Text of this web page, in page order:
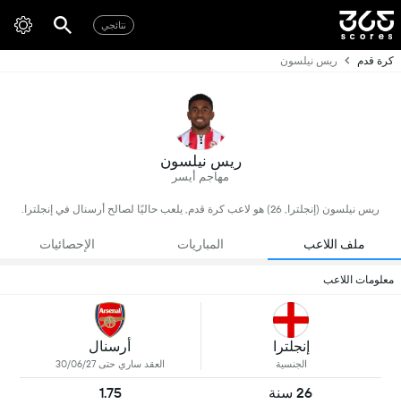
نتائجي
كرة قدم ريس نيلسون
ريس نيلسون
مهاجم أيسر
ريس نيلسون (إنجلترا, 26) هو لاعب كرة قدم, يلعب حاليًا لصالح أرسنال في إنجلترا.
ملف اللاعب المباريات الإحصائيات
معلومات اللاعب
إنجلترا
الجنسية
أرسنال
العقد ساري حتى 30/06/27
26 سنة 1.75